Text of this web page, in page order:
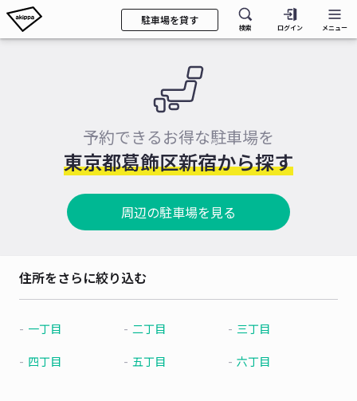
駐車場を貸す
検索 ログイン メニュー
予約できるお得な駐車場を
東京都葛飾区新宿から探す
周辺の駐車場を見る
住所をさらに絞り込む
一丁目 二丁目 三丁目
四丁目 五丁目 六丁目